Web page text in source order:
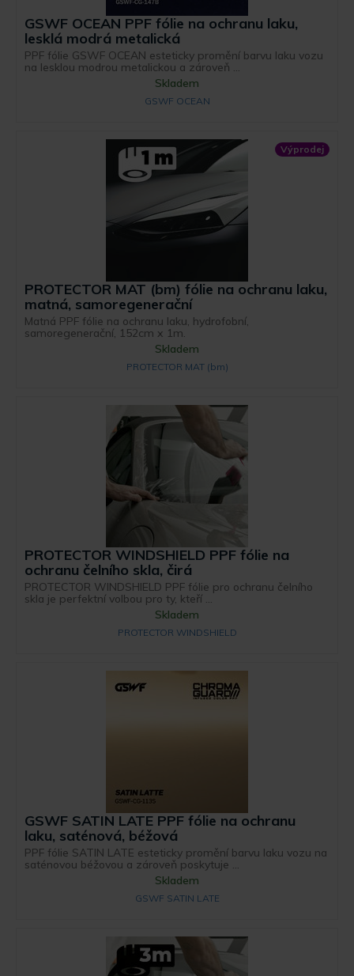
GSWF OCEAN PPF fólie na ochranu laku,
lesklá modrá metalická
PPF fólie GSWF OCEAN esteticky promění barvu laku vozu
na lesklou modrou metalickou a zároveň ...
Skladem
GSWF OCEAN
Výprodej
PROTECTOR MAT (bm) fólie na ochranu laku,
matná, samoregenerační
Matná PPF fólie na ochranu laku, hydrofobní,
samoregenerační, 152cm x 1m.
Skladem
PROTECTOR MAT (bm)
PROTECTOR WINDSHIELD PPF fólie na
ochranu čelního skla, čirá
PROTECTOR WINDSHIELD PPF fólie pro ochranu čelního
skla je perfektní volbou pro ty, kteří ...
Skladem
PROTECTOR WINDSHIELD
GSWF SATIN LATE PPF fólie na ochranu
laku, saténová, béžová
PPF fólie SATIN LATE esteticky promění barvu laku vozu na
saténovou béžovou a zároveň poskytuje ...
Skladem
GSWF SATIN LATE